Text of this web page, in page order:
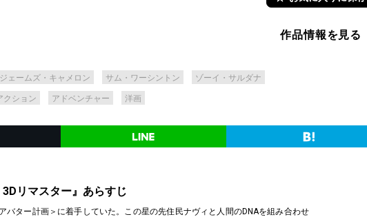
ジェームズ・キャメロン サム・ワーシントン ゾーイ・サルダナ
クション アドベンチャー 洋画
作品情報を見る
リマスター』あらすじ
バター計画＞に着手していた。この星の先住民ナヴィと人間のDNAを組み合わせ